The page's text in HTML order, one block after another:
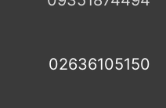
02636105150